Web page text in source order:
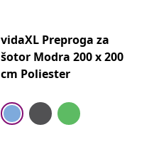
vidaXL Preproga za
šotor Modra 200 x 200
cm Poliester